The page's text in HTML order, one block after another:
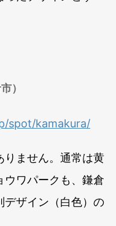
）
spot/kamakura/
りません。通常は黄
ウワパークも、鎌倉
デザイン（白色）の